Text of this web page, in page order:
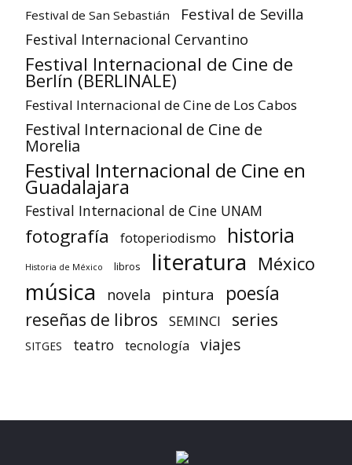
Festival de San Sebastián Festival de Sevilla
Festival Internacional Cervantino
Festival Internacional de Cine de
Berlín (BERLINALE)
Festival Internacional de Cine de Los Cabos
Festival Internacional de Cine de
Morelia
Festival Internacional de Cine en
Guadalajara
Festival Internacional de Cine UNAM
fotografía fotoperiodismo historia
Historia de México libros literatura México
música novela pintura poesía
reseñas de libros SEMINCI series
SITGES teatro tecnología viajes